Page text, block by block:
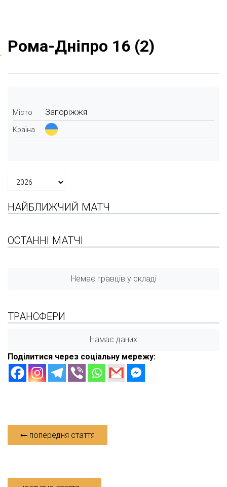
Рома-Дніпро 16 (2)
Місто Запоріжжя
Країна
НАЙБЛИЖЧИЙ МАТЧ
ОСТАННІ МАТЧІ
Немає гравців у складі
ТРАНСФЕРИ
Намає даних
Поділитися через соціальну мережу:
попередня стаття